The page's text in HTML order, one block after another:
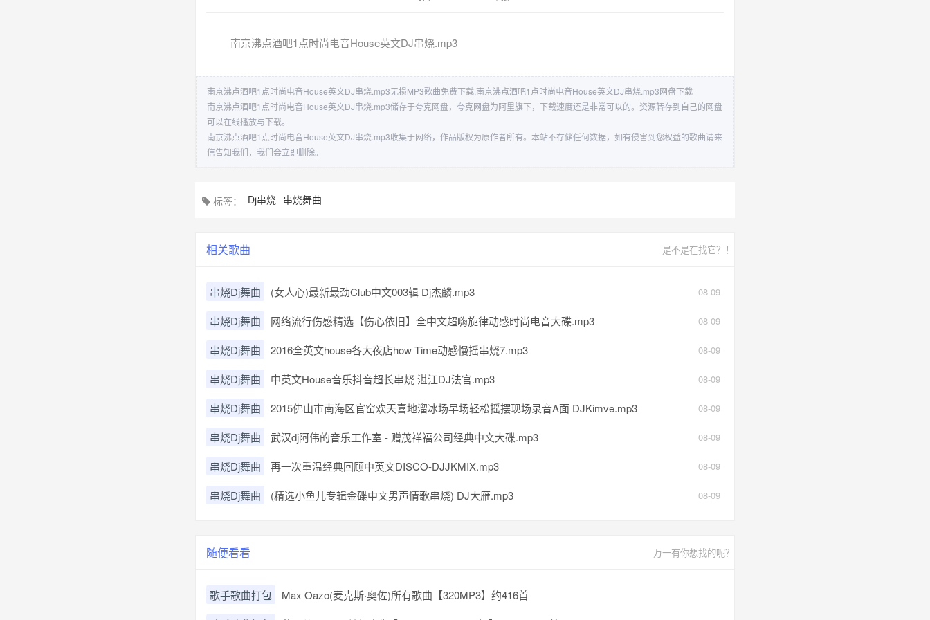
南京沸点酒吧1点时尚电音House英文DJ串烧.mp3
南京沸点酒吧1点时尚电音House英文DJ串烧.mp3无损MP3歌曲免费下载,南京沸点酒吧1点时尚电音House英文DJ串烧.mp3网盘下载
南京沸点酒吧1点时尚电音House英文DJ串烧.mp3储存于夸克网盘，夸克网盘为阿里旗下，下载速度还是非常可以的。资源转存到自己的网盘
可以在线播放与下载。
南京沸点酒吧1点时尚电音House英文DJ串烧.mp3收集于网络，作品版权为原作者所有。本站不存储任何数据，如有侵害到您权益的歌曲请来
信告知我们，我们会立即删除。
标签： Dj串烧 串烧舞曲
相关歌曲 是不是在找它？！
08-09
串烧Dj舞曲 (女人心)最新最劲Club中文003辑 Dj杰麟.mp3
08-09
串烧Dj舞曲 网络流行伤感精选【伤心依旧】全中文超嗨旋律动感时尚电音大碟.mp3
08-09
串烧Dj舞曲 2016全英文house各大夜店how Time动感慢摇串烧7.mp3
08-09
串烧Dj舞曲 中英文House音乐抖音超长串烧 湛江DJ法官.mp3
08-09
串烧Dj舞曲 2015佛山市南海区官窑欢天喜地溜冰场早场轻松摇摆现场录音A面 DJKimve.mp3
08-09
串烧Dj舞曲 武汉dj阿伟的音乐工作室 - 赠茂祥福公司经典中文大碟.mp3
08-09
串烧Dj舞曲 再一次重温经典回顾中英文DISCO-DJJKMIX.mp3
08-09
串烧Dj舞曲 (精选小鱼儿专辑金碟中文男声情歌串烧) DJ大雁.mp3
随便看看 万一有你想找的呢？
歌手歌曲打包
Max Oazo(麦克斯·奥佐)所有歌曲【320MP3】约416首